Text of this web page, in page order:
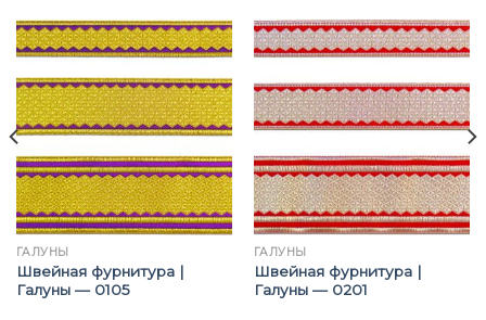
ГАЛУНЫ
Швейная фурнитура |
Галуны — 0105
ГАЛУНЫ
Швейная фурнитура |
Галуны — 0201